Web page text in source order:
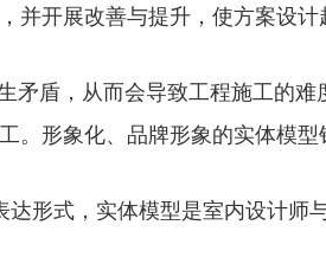
开展改善与提升，使方案设计
盾，从而会导致工程施工的
形象化、品牌形象的实体模型
形式，实体模型是室内设计师